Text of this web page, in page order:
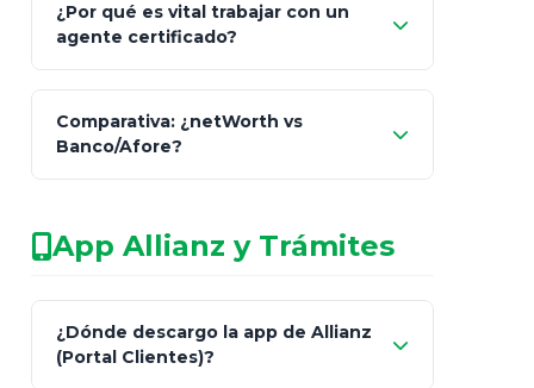
Seguros y Fianzas (CNSF)
netWorth
patrimonio con asesores informales en
redes sociales.
¿Por qué es vital trabajar con un
agente certificado?
consultor técnico
legalmente facultado
Comparativa: ¿netWorth vs
Banco/Afore?
Característica netWorth (Certificado)
App Allianz y Trámites
¿Dónde descargo la app de Allianz
(Portal Clientes)?